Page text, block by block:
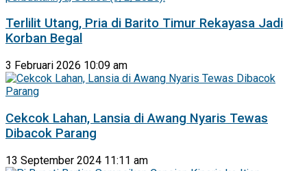
Terlilit Utang, Pria di Barito Timur Rekayasa Jadi
Korban Begal
3 Februari 2026 10:09 am
Cekcok Lahan, Lansia di Awang Nyaris Tewas
Dibacok Parang
13 September 2024 11:11 am